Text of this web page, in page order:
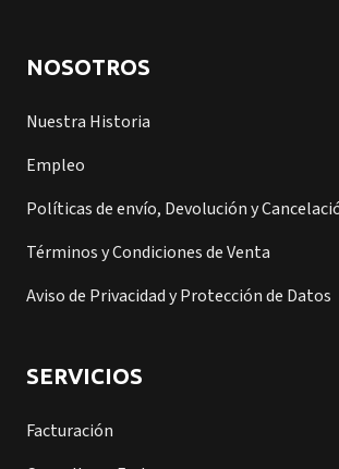
NOSOTROS
Nuestra Historia
Empleo
Políticas de envío, Devolución y
Términos y Condiciones de Venta
Aviso de Privacidad y Protección de Datos
SERVICIOS
Facturación